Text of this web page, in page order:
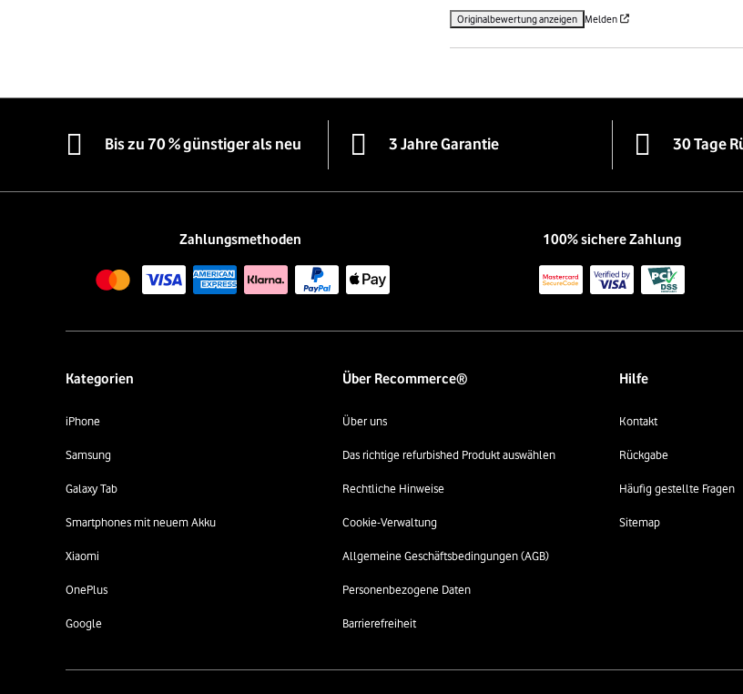
Originalbewertung anzeigen Melden
Bis zu 70 % günstiger als neu 3 Jahre Garantie 30 Tage
Zahlungsmethoden 100% sichere Zahlung
Kategorien
iPhone
Samsung
Galaxy Tab
Smartphones mit neuem Akku
Xiaomi
OnePlus
Google
Über Recommerce®
Über uns
Das richtige refurbished Produkt auswählen
Rechtliche Hinweise
Cookie-Verwaltung
Allgemeine Geschäftsbedingungen (AGB)
Personenbezogene Daten
Barrierefreiheit
Hilfe
Kontakt
Rückgabe
Häufig gestellte Fragen
Sitemap